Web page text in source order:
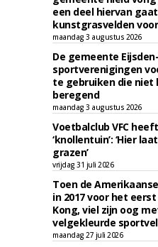
een deel hiervan
kunstgrasvelden
maandag 3 augustus 2026
De gemeente
sportverenigingen
te gebruiken die niet
beregend
maandag 3 augustus 2026
Voetbalclub VFC
‘knollentuin’: ‘Hier
grazen’
vrijdag 31 juli 2026
Toen de
in 2017 voor het
Kong, viel zijn oog
velgekleurde
maandag 27 juli 2026